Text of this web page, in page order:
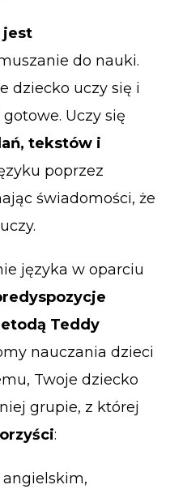
jest
do nauki.
dziecko uczy się i
Uczy się
tekstów i
poprzez
świadomości, że
języka w oparciu
Teddy
nauczania dzieci
Twoje dziecko
grupie, z której
:
angielskim,